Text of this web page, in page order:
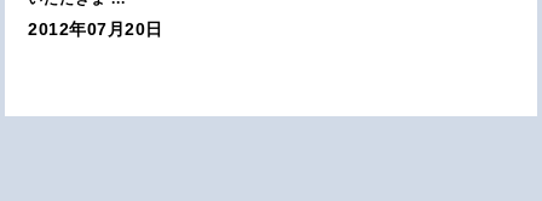
2012年07月20日